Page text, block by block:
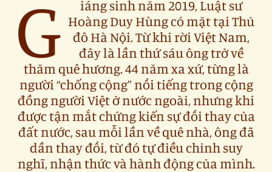
G
iáng sinh năm 2019, Luật sư
Hoàng Duy Hùng có mặt tại Thủ
đô Hà Nội. Từ khi rời Việt Nam,
đây là lần thứ sáu ông trở về
thăm quê hương. 44 năm xa xứ, từng là
người “chống cộng” nổi tiếng trong cộng
đồng người Việt ở nước ngoài, nhưng khi
được tận mắt chứng kiến sự đổi thay của
đất nước, sau mỗi lần về quê nhà, ông đã
dần thay đổi, từ đó tự điều chỉnh suy
nghĩ, nhận thức và hành động của mình.